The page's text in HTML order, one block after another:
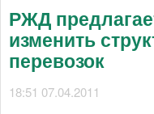
РЖД
изменить
перевозок
18:51 07.04.2011